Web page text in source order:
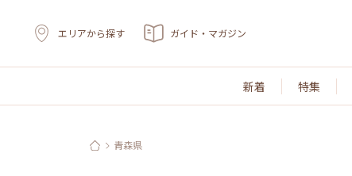
エリアから探す ガイド・マガジン
新着 特集
青森県